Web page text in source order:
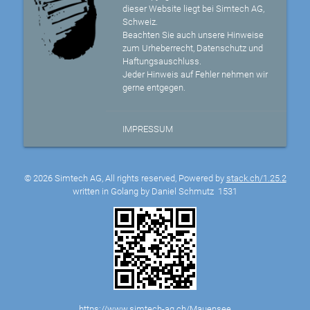
dieser Website liegt bei Simtech AG,
Schweiz.
Beachten Sie auch unsere Hinweise
zum Urheberrecht, Datenschutz und
Haftungsauschluss.
Jeder Hinweis auf Fehler nehmen wir
gerne entgegen.
IMPRESSUM
© 2026 Simtech AG, All rights reserved, Powered by stack.ch/1.25.2
written in Golang by Daniel Schmutz 1531